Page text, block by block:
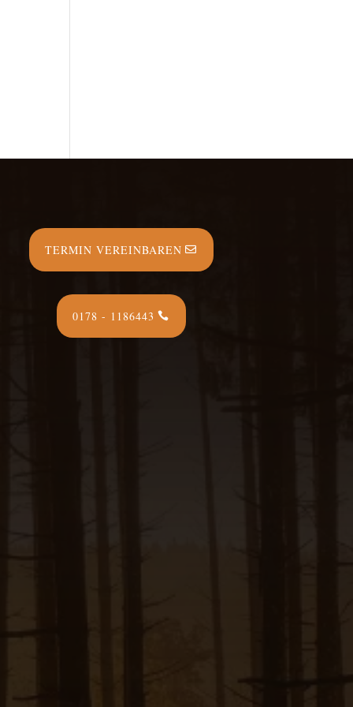
TERMIN VEREINBAREN
0178 - 1186443